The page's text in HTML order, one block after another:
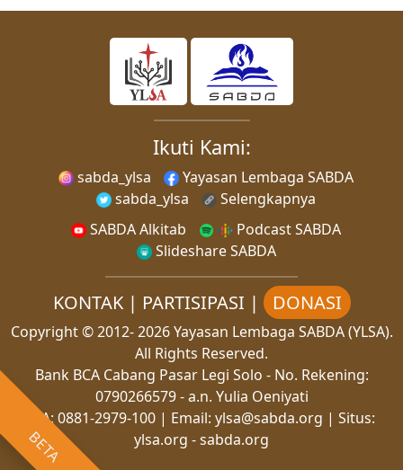
BETA
Ikuti Kami:
sabda_ylsa
Yayasan Lembaga SABDA
sabda_ylsa
Selengkapnya
SABDA Alkitab
Podcast SABDA
Slideshare SABDA
KONTAK| PARTISIPASI | DONASI
Copyright© 2012-2026Yayasan Lembaga SABDA (YLSA).
All Rights Reserved.
Bank BCA Cabang Pasar Legi Solo - No. Rekening:
0790266579 - a.n. Yulia Oeniyati
WA: 0881-2979-100| Email: ylsa@sabda.org | Situs:
ylsa.org -sabda.org